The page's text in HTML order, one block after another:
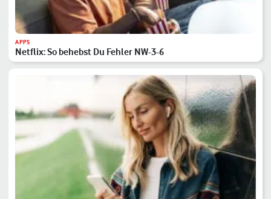
APPS
Netflix: So behebst Du Fehler NW-3-6